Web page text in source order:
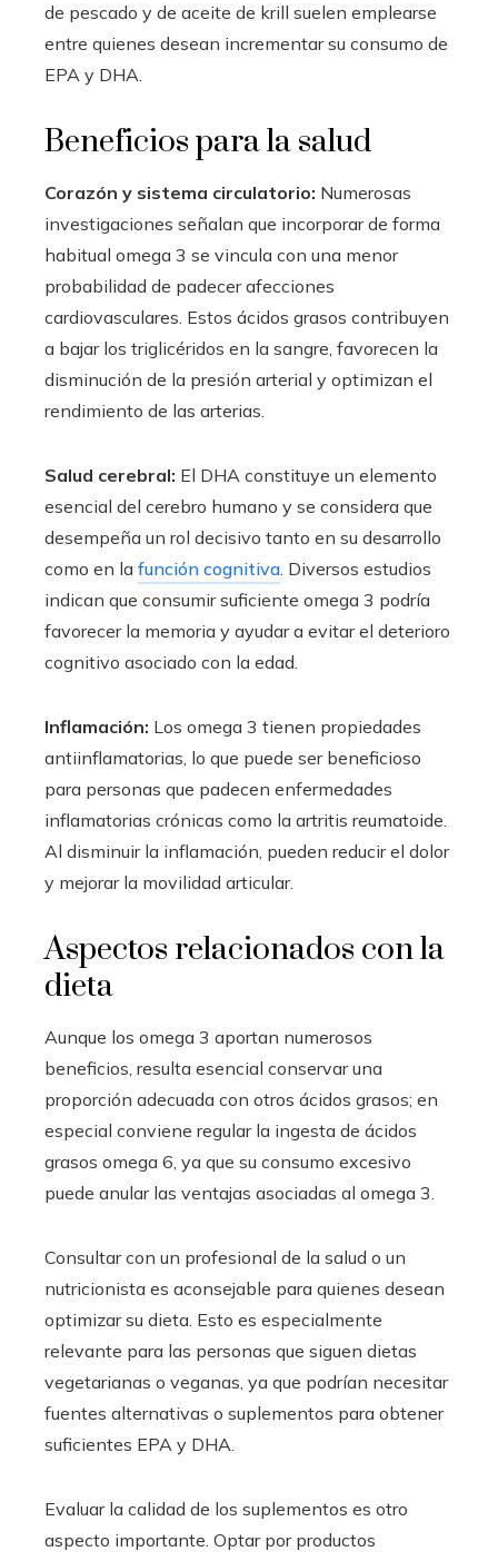
de pescado y de aceite de krill suelen emplearse
entre quienes desean incrementar su consumo de
EPA y DHA.
Beneficios para la salud
Corazón y sistema circulatorio: Numerosas
investigaciones señalan que incorporar de forma
habitual omega 3 se vincula con una menor
probabilidad de padecer afecciones
cardiovasculares. Estos ácidos grasos contribuyen
a bajar los triglicéridos en la sangre, favorecen la
disminución de la presión arterial y optimizan el
rendimiento de las arterias.
Salud cerebral: El DHA constituye un elemento
esencial del cerebro humano y se considera que
desempeña un rol decisivo tanto en su desarrollo
como en la función cognitiva. Diversos estudios
indican que consumir suficiente omega 3 podría
favorecer la memoria y ayudar a evitar el deterioro
cognitivo asociado con la edad.
Inflamación: Los omega 3 tienen propiedades
antiinflamatorias, lo que puede ser beneficioso
para personas que padecen enfermedades
inflamatorias crónicas como la artritis reumatoide.
Al disminuir la inflamación, pueden reducir el dolor
y mejorar la movilidad articular.
Aspectos relacionados con la
dieta
Aunque los omega 3 aportan numerosos
beneficios, resulta esencial conservar una
proporción adecuada con otros ácidos grasos; en
especial conviene regular la ingesta de ácidos
grasos omega 6, ya que su consumo excesivo
puede anular las ventajas asociadas al omega 3.
Consultar con un profesional de la salud o un
nutricionista es aconsejable para quienes desean
optimizar su dieta. Esto es especialmente
relevante para las personas que siguen dietas
vegetarianas o veganas, ya que podrían necesitar
fuentes alternativas o suplementos para obtener
suficientes EPA y DHA.
Evaluar la calidad de los suplementos es otro
aspecto importante. Optar por productos